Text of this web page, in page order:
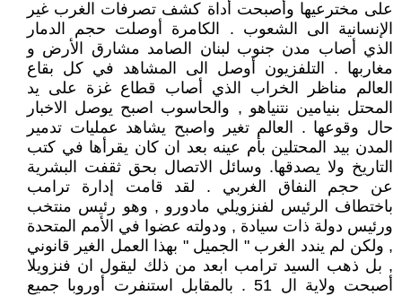
على مخترعيها وأصبحت أداة كشف تصرفات الغرب غير
الإنسانية الى الشعوب . الكامرة أوصلت حجم الدمار
الذي أصاب مدن جنوب لبنان الصامد مشارق الأرض و
مغاربها . التلفزيون أوصل الى المشاهد في كل بقاع
العالم مناظر الخراب الذي أصاب قطاع غزة على يد
المحتل بنيامين نتنياهو , والحاسوب اصبح يوصل الاخبار
حال وقوعها . العالم تغير واصبح يشاهد عمليات تدمير
المدن بيد المحتلين بأم عينه بعد ان كان يقرأها في كتب
التاريخ ولا يصدقها. وسائل الاتصال بحق ثقفت البشرية
عن حجم النفاق الغربي . لقد قامت إدارة ترامب
باختطاف الرئيس لفنزويلي مادورو , وهو رئيس منتخب
ورئيس دولة ذات سيادة , ودولته عضوا في الأمم المتحدة
, ولكن لم يندد الغرب " الجميل " بهذا العمل الغير قانوني
, بل ذهب السيد ترامب ابعد من ذلك ليقول ان فنزويلا
أصبحت ولاية ال 51 . بالمقابل استنفرت أوروبا جميع